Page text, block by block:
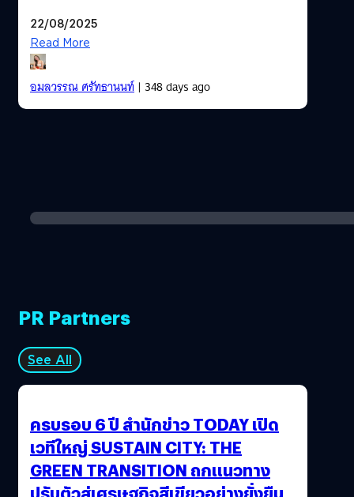
22/08/2025
Read More
อมลวรรณ ศรัทธานนท์| 348 days ago
PR Partners
See All
ครบรอบ 6 ปี สำนักข่าว TODAY เปิด
เวทีใหญ่ SUSTAIN CITY: THE
GREEN TRANSITION ถกแนวทาง